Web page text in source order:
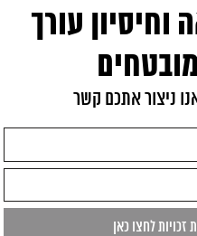
עורך
ניצור אתכם קשר